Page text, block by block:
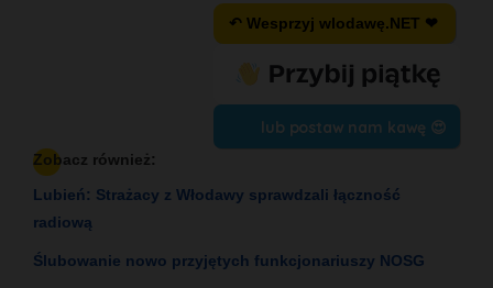
↶ Wesprzyj wlodawę.NET ❤
lub postaw nam kawę 😍
Zobacz również:
Lubień: Strażacy z Włodawy sprawdzali łączność
radiową
Ślubowanie nowo przyjętych funkcjonariuszy NOSG